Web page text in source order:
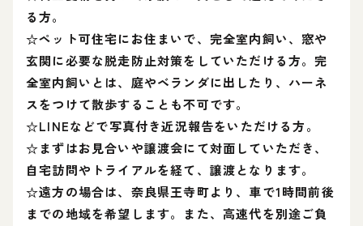
る方。
☆ペット可住宅にお住まいで、完全室内飼い、窓や
玄関に必要な脱走防止対策をしていただける方。完
全室内飼いとは、庭やベランダに出したり、ハーネ
スをつけて散歩することも不可です。
☆LINEなどで写真付き近況報告をいただける方。
☆まずはお見合いや譲渡会にて対面していただき、
自宅訪問やトライアルを経て、譲渡となります。
☆遠方の場合は、奈良県王寺町より、車で1時間前後
までの地域を希望します。また、高速代を別途ご負